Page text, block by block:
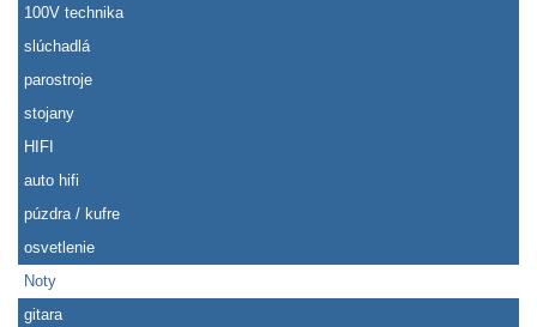
100V technika
slúchadlá
parostroje
stojany
HIFI
auto hifi
púzdra / kufre
osvetlenie
Noty
gitara